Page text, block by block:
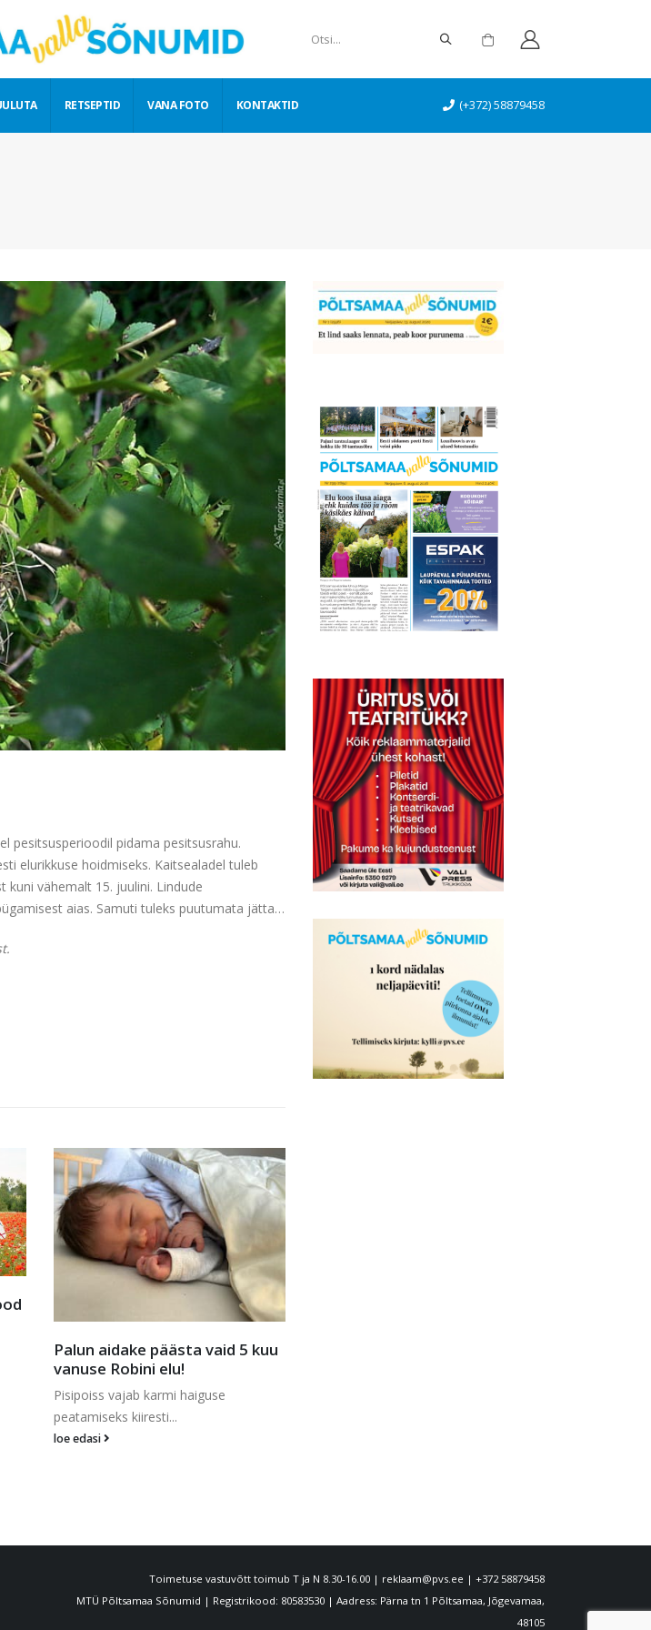
RETSEPTID VANA FOTO KONTAKTID (+372) 58879458
pesitsusperioodil pidama pesitsusrahu.
elurikkuse hoidmiseks. Kaitsealadel tuleb
vähemalt 15. juulini. Lindude
aias. Samuti tuleks puutumata jätta…
Esimesed vapid jõudsid uude
koju
Põltsamaa lossi väravahoonet
hakkavad peagi kaunis...
loe edasi
Toimetuse vastuvõtt toimub T ja N 8.30-16.00 | reklaam@pvs.ee | +372 58879458
MTÜ Põltsamaa Sõnumid | Registrikood: 80583530 | Aadress: Pärna tn 1 Põltsamaa, Jõgevamaa,
48105